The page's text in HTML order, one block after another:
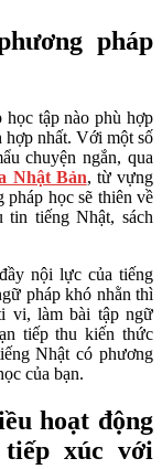
pháp
tập nào phù hợp
hợp nhất. Với một số
chuyện ngắn, qua
Nhật Bản, từ vựng
học sẽ thiên về
tin tiếng Nhật, sách
nội lực của tiếng
pháp khó nhằn thì
vi, làm bài tập ngữ
tiếp thu kiến thức
Nhật có phương
của bạn.
hoạt động
tiếp xúc với